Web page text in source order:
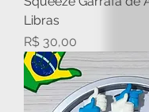
Libras
Preço
R$ 30,00